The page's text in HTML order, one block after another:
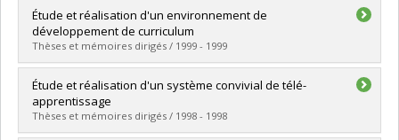
Graduate :Shiri-Ahmadabadi, Mohammad-Ebrahim
Cycle :Doctoral
Grade :Ph. D.
Lien vers le document dans Papyrus
Étude et réalisation d'un environnement de
développement de curriculum
Thèses et mémoires dirigés / 1999 - 1999
Graduate :Rouane, Khalid
Cycle :Master's
Grade :M. Sc.
Lien vers le document dans Papyrus
Étude et réalisation d'un système convivial de télé-
apprentissage
Thèses et mémoires dirigés / 1998 - 1998